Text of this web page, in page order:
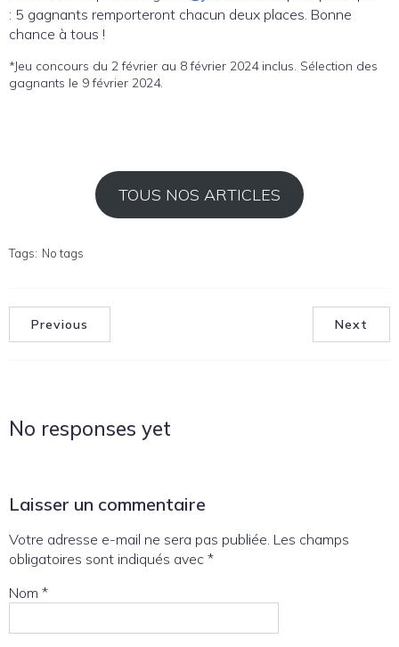
: 5 gagnants remporteront chacun deux places. Bonne
chance à tous !
*Jeu concours du 2 février au 8 février 2024 inclus. Sélection des
gagnants le 9 février 2024.
TOUS NOS ARTICLES
Tags: No tags
Previous Next
No responses yet
Laisser un commentaire
Votre adresse e-mail ne sera pas publiée. Les champs
obligatoires sont indiqués avec *
Nom *